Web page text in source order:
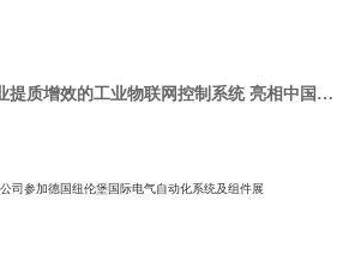
提质增效的工业物联网控制系统 亮相中国国